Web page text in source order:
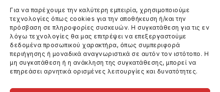
Για να παρέχουμε την καλύτερη εμπειρία, χρησιμοποιούμε
τεχνολογίες όπως cookies για την αποθήκευση ή/και την
πρόσβαση σε πληροφορίες συσκευών. Η συγκατάθεση για τις εν
λόγω τεχνολογίες θα μας επιτρέψει να επεξεργαστούμε
δεδομένα προσωπικού χαρακτήρα, όπως συμπεριφορά
περιήγησης ή μοναδικά αναγνωριστικά σε αυτόν τον ιστότοπο. Η
μη συγκατάθεση ή η ανάκληση της συγκατάθεσης, μπορεί να
επηρεάσει αρνητικά ορισμένες λειτουργίες και δυνατότητες.
Πολιτική Cookies (ΕΕ)
Στοιχεία Επικοινωνίας
Καλεσέ μας
(+30) 6974123481
Στείλε μας email